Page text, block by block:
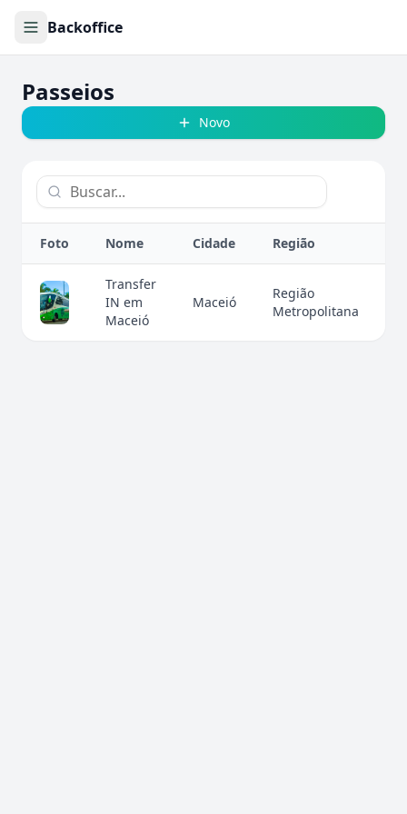
Backoffice
Passeios
Novo
Foto Nome Cidade Região
Transfer
IN em
Maceió
Maceió
Região
Metropolitana